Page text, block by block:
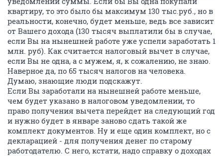
квартиру, то это было бы максимум 130 тыс.руб., но в
реальности, конечно, будет меньше, ведь все зависит
от Вашего дохода (130 тысяч выплатили бы в случае,
если Вы на нынешней работе уже успели заработать 1
млн. руб). Как считается налоговый вычет в случае,
если Вы не одна, а с мужем, я, к сожалению, не знаю.
Наверное да, по 65 тысяч налогов на человека.
Думаю, знающие люди подскажут.
Если Вы заработали на нынешней работе меньше,
чем будет указано в налоговом уведомлении, то
право получения вычета перейдет на следующий год
и нужно будет в январе заново сдать такой же
комплект документов. Ну и еще один комплект, но с
декларацией - для получения денег по старому
работодателю. С него, кстати, надо справку о доходах